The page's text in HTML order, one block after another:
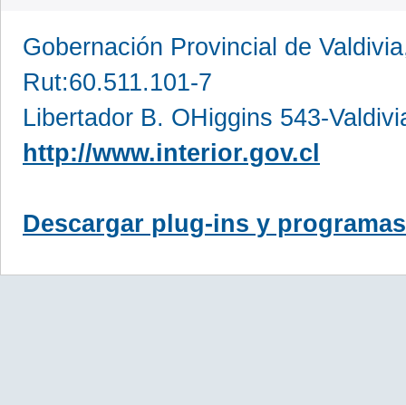
Gobernación Provincial de
Rut:60.511.101-7
Libertador B. OHiggins 543-
http://www.interior.gov.cl
Descargar plug-ins y